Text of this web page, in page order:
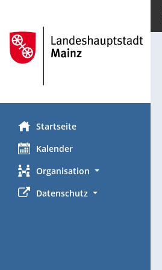
Startseite
Kalender
Organisation
Datenschutz